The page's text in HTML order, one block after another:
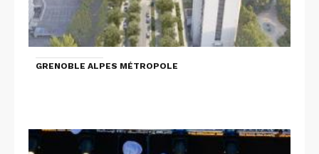
GRENOBLE ALPES MÉTROPOLE